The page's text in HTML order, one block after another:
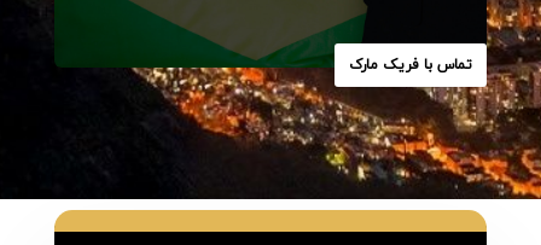
تماس با فریک مارک